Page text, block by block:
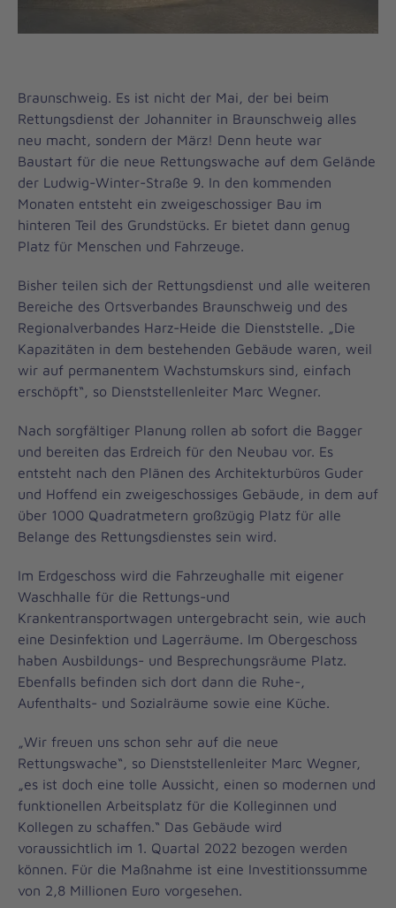
Braunschweig. Es ist nicht der Mai, der bei beim
Rettungsdienst der Johanniter in Braunschweig alles
neu macht, sondern der März! Denn heute war
Baustart für die neue Rettungswache auf dem Gelände
der Ludwig-Winter-Straße 9. In den kommenden
Monaten entsteht ein zweigeschossiger Bau im
hinteren Teil des Grundstücks. Er bietet dann genug
Platz für Menschen und Fahrzeuge.
Bisher teilen sich der Rettungsdienst und alle weiteren
Bereiche des Ortsverbandes Braunschweig und des
Regionalverbandes Harz-Heide die Dienststelle. „Die
Kapazitäten in dem bestehenden Gebäude waren, weil
wir auf permanentem Wachstumskurs sind, einfach
erschöpft“, so Dienststellenleiter Marc Wegner.
Nach sorgfältiger Planung rollen ab sofort die Bagger
und bereiten das Erdreich für den Neubau vor. Es
entsteht nach den Plänen des Architekturbüros Guder
und Hoffend ein zweigeschossiges Gebäude, in dem auf
über 1000 Quadratmetern großzügig Platz für alle
Belange des Rettungsdienstes sein wird.
Im Erdgeschoss wird die Fahrzeughalle mit eigener
Waschhalle für die Rettungs-und
Krankentransportwagen untergebracht sein, wie auch
eine Desinfektion und Lagerräume. Im Obergeschoss
haben Ausbildungs- und Besprechungsräume Platz.
Ebenfalls befinden sich dort dann die Ruhe-,
Aufenthalts- und Sozialräume sowie eine Küche.
„Wir freuen uns schon sehr auf die neue
Rettungswache“, so Dienststellenleiter Marc Wegner,
„es ist doch eine tolle Aussicht, einen so modernen und
funktionellen Arbeitsplatz für die Kolleginnen und
Kollegen zu schaffen.“ Das Gebäude wird
voraussichtlich im 1. Quartal 2022 bezogen werden
können. Für die Maßnahme ist eine Investitionssumme
von 2,8 Millionen Euro vorgesehen.